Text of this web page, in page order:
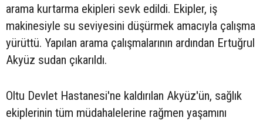
arama kurtarma ekipleri sevk edildi. Ekipler, iş
makinesiyle su seviyesini düşürmek amacıyla çalışma
yürüttü. Yapılan arama çalışmalarının ardından Ertuğrul
Akyüz sudan çıkarıldı.
Oltu Devlet Hastanesi'ne kaldırılan Akyüz'ün, sağlık
ekiplerinin tüm müdahalelerine rağmen yaşamını